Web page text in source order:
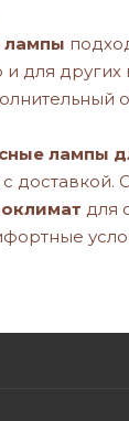
и для
лампы
доставкой.
для